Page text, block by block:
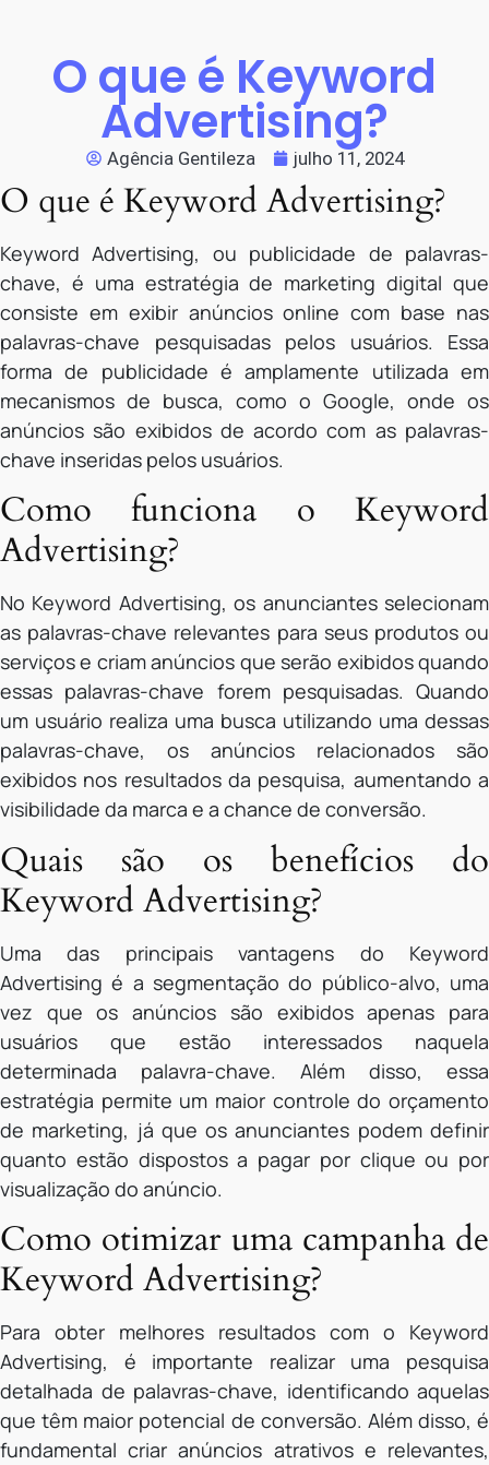
O que é Keyword
Advertising?
Agência Gentileza julho 11, 2024
O que é Keyword Advertising?
Keyword Advertising, ou publicidade de palavras-
chave, é uma estratégia de marketing digital que
consiste em exibir anúncios online com base nas
palavras-chave pesquisadas pelos usuários. Essa
forma de publicidade é amplamente utilizada em
mecanismos de busca, como o Google, onde os
anúncios são exibidos de acordo com as palavras-
chave inseridas pelos usuários.
Como funciona o Keyword
Advertising?
No Keyword Advertising, os anunciantes selecionam
as palavras-chave relevantes para seus produtos ou
serviços e criam anúncios que serão exibidos quando
essas palavras-chave forem pesquisadas. Quando
um usuário realiza uma busca utilizando uma dessas
palavras-chave, os anúncios relacionados são
exibidos nos resultados da pesquisa, aumentando a
visibilidade da marca e a chance de conversão.
Quais são os benefícios do
Keyword Advertising?
Uma das principais vantagens do Keyword
Advertising é a segmentação do público-alvo, uma
vez que os anúncios são exibidos apenas para
usuários que estão interessados naquela
determinada palavra-chave. Além disso, essa
estratégia permite um maior controle do orçamento
de marketing, já que os anunciantes podem definir
quanto estão dispostos a pagar por clique ou por
visualização do anúncio.
Como otimizar uma campanha de
Keyword Advertising?
Para obter melhores resultados com o Keyword
Advertising, é importante realizar uma pesquisa
detalhada de palavras-chave, identificando aquelas
que têm maior potencial de conversão. Além disso, é
fundamental criar anúncios atrativos e relevantes,